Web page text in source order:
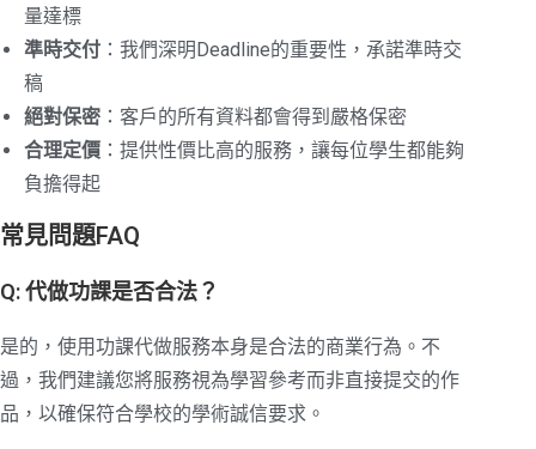
量達標
準時交付 ：我們深明Deadline的重要性，承諾準時交
稿
絕對保密 ：客戶的所有資料都會得到嚴格保密
合理定價 ：提供性價比高的服務，讓每位學生都能夠
負擔得起
常見問題FAQ
Q: 代做功課是否合法？
是的，使用功課代做服務本身是合法的商業行為。不
過，我們建議您將服務視為學習參考而非直接提交的作
品，以確保符合學校的學術誠信要求。